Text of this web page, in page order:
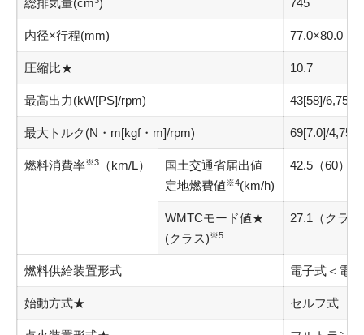
総排気量(cm ) 745
内径×行程(mm) 77.0×80.0
圧縮比★ 10.7
最高出力(kW[PS]/rpm) 43[58]/6,750
最大トルク(N・m[kgf・m]/rpm) 69[7.0]/4,750
燃料消費率※3（km/L）
国土交通省届出値
定地燃費値※4(km/h)
42.5（60）
WMTCモード値★
(クラス)※5
27.1（クラ
燃料供給装置形式 電子式＜電
始動方式★ セルフ式